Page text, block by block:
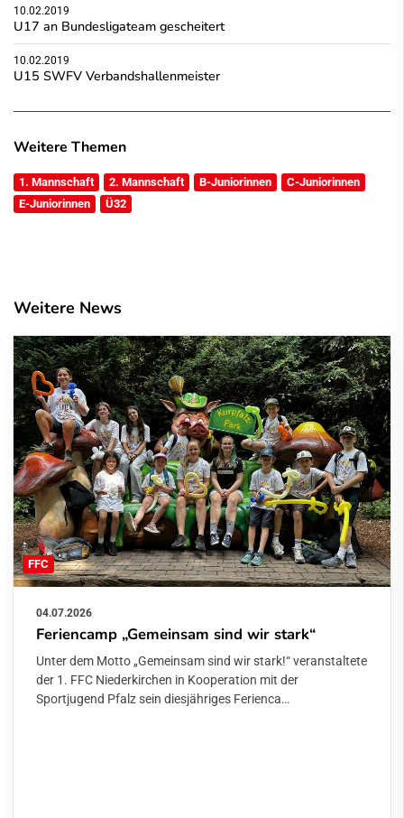
10.02.2019
U17 an Bundesligateam gescheitert
10.02.2019
U15 SWFV Verbandshallenmeister
Weitere Themen
1. Mannschaft 2. Mannschaft B-Juniorinnen
C-Juniorinnen
E-Juniorinnen
Ü32
Weitere News
FFC
04.07.2026
Feriencamp „Gemeinsam sind wir stark“
Unter dem Motto „Gemeinsam sind wir stark!“ veranstaltete
der 1. FFC Niederkirchen in Kooperation mit der
Sportjugend Pfalz sein diesjähriges Ferienca…